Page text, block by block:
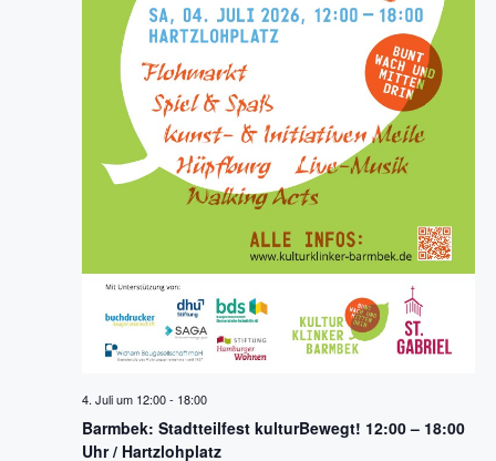
Barmbek: Stadtteilfest kulturBewegt! 12:00 – 18:00
Uhr / Hartzlohplatz
4. Juli um 12:00- 18:00